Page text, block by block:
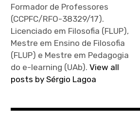
Formador de Professores
(CCPFC/RFO-38329/17).
Licenciado em Filosofia (FLUP),
Mestre em Ensino de Filosofia
(FLUP) e Mestre em Pedagogia
do e-learning (UAb).View all
posts by Sérgio Lagoa